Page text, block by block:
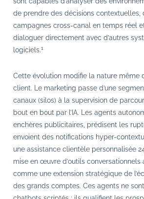
de prendre des décisions contextuelles,
campagnes cross-canal en temps réel
dialoguer directement avec d’autres
logiciels.1
Cette évolution modifie la nature même
client. Le marketing passe d’une
canaux (silos) à la supervision de
bout en bout par l’IA. Les agents
enchères publicitaires, prédisent les
envoient des notifications hyper-
une assistance clientèle personnalisée
mise en œuvre d’outils conversationnels
comme une extension stratégique de
des grands comptes. Ces agents ne